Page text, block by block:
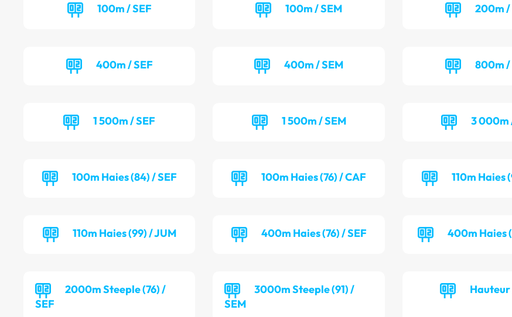
100m / SEF 100m / SEM 200m /
400m / SEF 400m / SEM 800m /
1 500m / SEF 1 500m / SEM 3 000m
100m Haies (84) / SEF 100m Haies (76) / CAF 110m Haies
110m Haies (99) / JUM 400m Haies (76) / SEF 400m Haies
2000m Steeple (76) /
SEF
3000m Steeple (91) /
SEM
Hauteur